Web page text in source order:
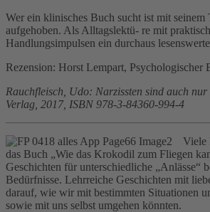
Wer ein klinisches Buch sucht ist mit seinem
aufgehoben. Als Alltagslektü- re mit
Handlungsimpulsen ein durchaus
Rezension: Horst Lempart, Psychologischer
Rauchfleisch, Udo: Narzissten sind auch
Verlag, 2017, ISBN 978-3-84360-994-4
Viele
das Buch „Wie das Krokodil zum Fliegen
Geschichten für unterschiedliche „Anlässe“
Bedürfnisse. Lehrreiche Geschichten mit
darauf, wie wir mit bestimmten Situationen
sowie mit uns selbst umgehen könnten.